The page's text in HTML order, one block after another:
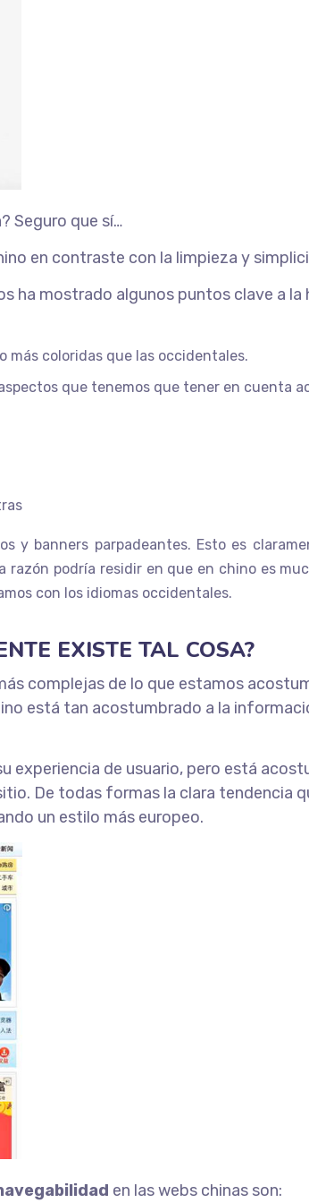
Seguro que sí…
en contraste con la limpieza y
ha mostrado algunos puntos clave a
más coloridas que las occidentales.
que tenemos que tener en cuenta
y banners parpadeantes. Esto es
razón podría residir en que en chino es
con los idiomas occidentales.
EXISTE TAL COSA?
complejas de lo que estamos
está tan acostumbrado a la
experiencia de usuario, pero está
De todas formas la clara tendencia
un estilo más europeo.
en las webs chinas son: